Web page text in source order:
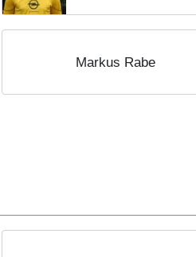
Markus Rabe